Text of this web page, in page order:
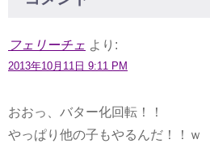
フェリーチェ より:
2013年10月11日 9:11 PM
おおっ、バター化回転！！
やっぱり他の子もやるんだ！！ｗ